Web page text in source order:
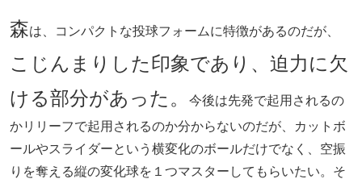
森は、コンパクトな投球フォームに特徴があるのだが、
こじんまりした印象であり、迫力に欠
ける部分があった。
今後は先発で起用されるの
かリリーフで起用されるのか分からないのだが、カットボ
ールやスライダーという横変化のボールだけでなく、空振
りを奪える縦の変化球を１つマスターしてもらいたい。そ